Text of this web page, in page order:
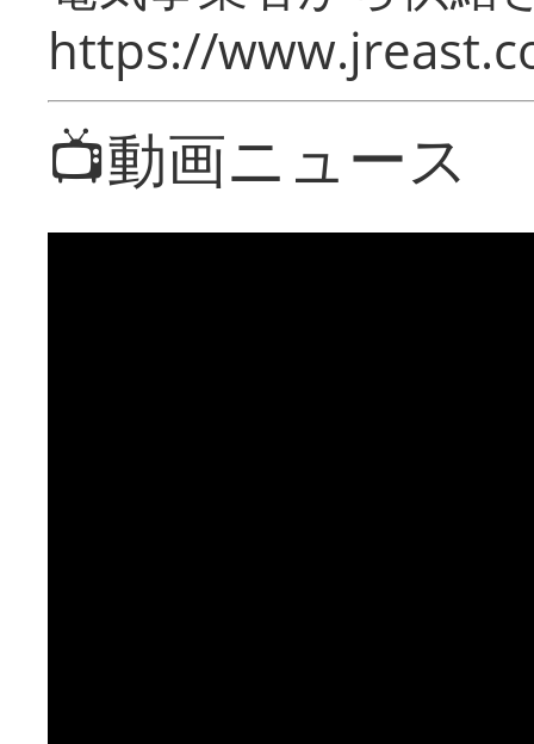
https://
📺動画ニュース